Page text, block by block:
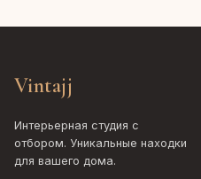
Vintajj
Интерьерная студия с
отбором. Уникальные находки
для вашего дома.